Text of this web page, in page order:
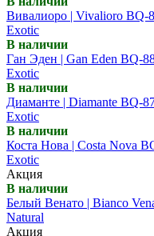
Вивалиоро | Vivalioro BQ-
Exotic
В наличии
Ган Эден | Gan Eden BQ-
Exotic
В наличии
Диаманте | Diamante BQ-
Exotic
В наличии
Коста Нова | Costa Nova
Exotic
Акция
В наличии
Белый Венато | Bianco
Natural
Акция